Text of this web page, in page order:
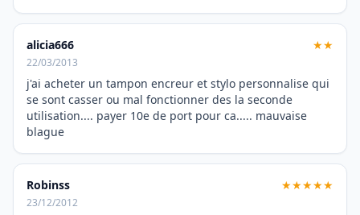
alicia666 ★★
22/03/2013
j'ai acheter un tampon encreur et stylo personnalise qui
se sont casser ou mal fonctionner des la seconde
utilisation.... payer 10e de port pour ca..... mauvaise
blague
Robinss ★★★★★
23/12/2012